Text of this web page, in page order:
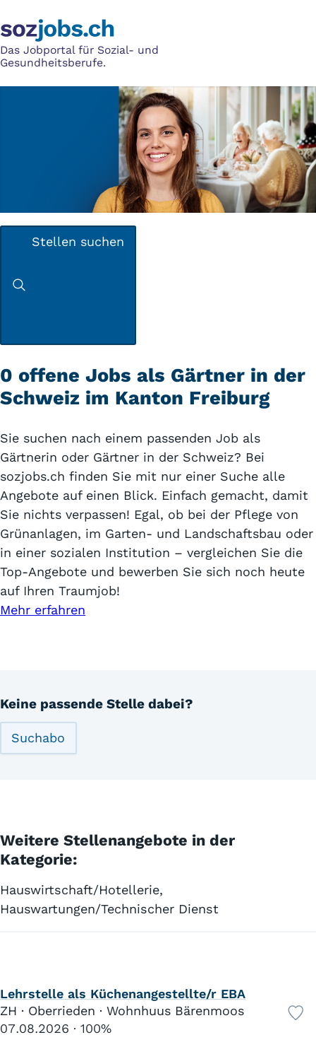
Das Jobportal für Sozial- und
Gesundheitsberufe.
Stellen suchen
0 offene Jobs als Gärtner in der
Schweiz im Kanton Freiburg
Sie suchen nach einem passenden Job als
Gärtnerin oder Gärtner in der Schweiz? Bei
sozjobs.ch finden Sie mit nur einer Suche alle
Angebote auf einen Blick. Einfach gemacht, damit
Sie nichts verpassen! Egal, ob bei der Pflege von
Grünanlagen, im Garten- und Landschaftsbau oder
in einer sozialen Institution – vergleichen Sie die
Top-Angebote und bewerben Sie sich noch heute
auf Ihren Traumjob!
Mehr erfahren
Keine passende Stelle dabei?
Suchabo
Weitere Stellenangebote in der
Kategorie:
Hauswirtschaft/Hotellerie,
Hauswartungen/Technischer Dienst
Lehrstelle als Küchenangestellte/r EBA
ZH · Oberrieden · Wohnhuus Bärenmoos
07.08.2026
100%